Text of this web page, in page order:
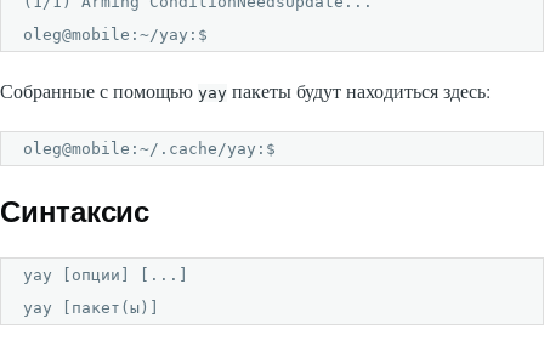
oleg@mobile:~/yay:$
Собранные с помощью yay пакеты будут находиться здесь:
oleg@mobile:~/.cache/yay:$
Синтаксис
yay [опции] [...]
yay [пакет(ы)]